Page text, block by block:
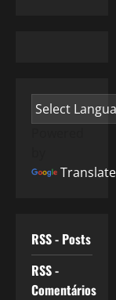
Translate
RSS - Posts
RSS -
Comentários